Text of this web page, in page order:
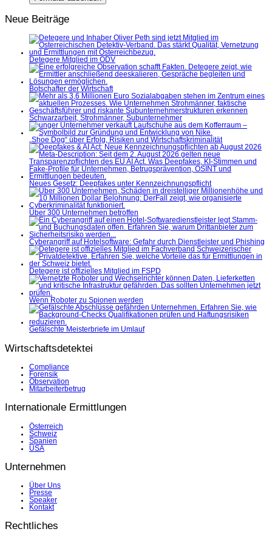
Neue Beiträge
Detegere Mitglied im ÖDV
Botschafter der Wirtschaft
Schwarzarbeit, Strohmänner, Subunternehmer
„Shoe Dog“ über Erfolg, Risiken und Wirtschaftskriminalität
Neues Gesetz: Deepfakes unter Kennzeichnungspflicht
Über 300 Unternehmen betroffen
Cyberangriff auf Hotelsoftware: Gefahr durch Dienstleister und Phishing
Detegere ist offizielles Mitglied im FSPD
Wenn Roboter zu Spionen werden
Gefälschte Meisterbriefe im Umlauf
Wirtschaftsdetektei
Compliance
Forensik
Observation
Mitarbeiterbetrug
Internationale Ermittlungen
Österreich
Schweiz
Spanien
USA
Unternehmen
Über Uns
Presse
Speaker
Kontakt
Rechtliches